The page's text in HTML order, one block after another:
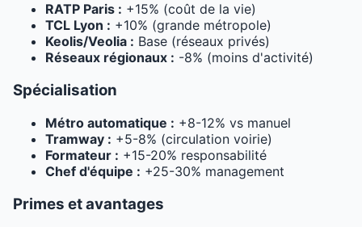
RATP Paris : +15% (coût de la vie)
TCL Lyon : +10% (grande métropole)
Keolis/Veolia : Base (réseaux privés)
Réseaux régionaux : -8% (moins d'activité)
Spécialisation
Métro automatique : +8-12% vs manuel
Tramway : +5-8% (circulation voirie)
Formateur : +15-20% responsabilité
Chef d'équipe : +25-30% management
Primes et avantages